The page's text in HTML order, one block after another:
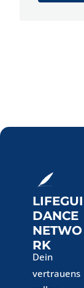
LIFEGUI
DANCE
NETWO
RK
Dein
vertrauens